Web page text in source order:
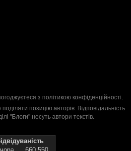
з політикою конфіденційності.
позицію авторів. Відповідальність
"Блоги" несуть автори текстів.